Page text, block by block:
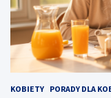
KOBIETY PORADY DLA